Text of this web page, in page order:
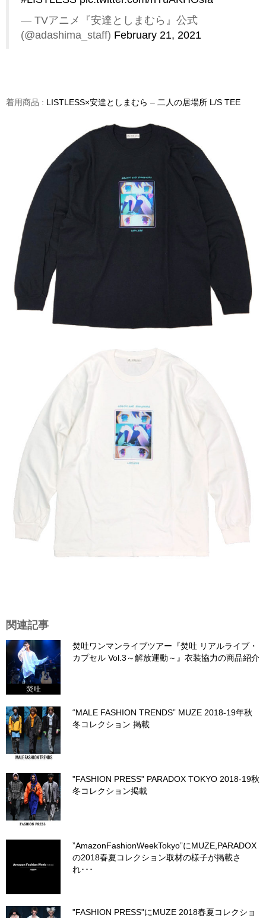
— TVアニメ『安達としまむら』公式
(@adashima_staff) February 21, 2021
着用商品 : LISTLESS×安達としまむら – 二人の居場所 L/S TEE
関連記事
焚吐ワンマンライブツアー『焚吐 リアルライブ・
カプセル Vol.3～解放運動～』衣装協力の商品紹介
“MALE FASHION TRENDS” MUZE 2018-19年秋
冬コレクション 掲載
"FASHION PRESS" PARADOX TOKYO 2018-19秋
冬コレクション掲載
”AmazonFashionWeekTokyo”にMUZE,PARADOX
の2018春夏コレクション取材の様子が掲載さ
れ･･･
"FASHION PRESS"にMUZE 2018春夏コレクショ